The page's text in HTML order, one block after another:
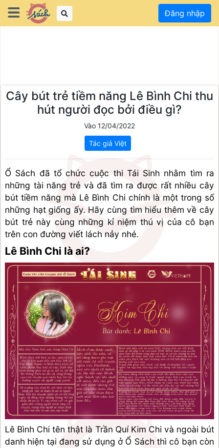
Đăng nhập
Cây bút trẻ tiềm năng Lê Bình Chi thu
hút người đọc bởi điều gì?
Vào 12/04/2022
Tác giả Việt
Ổ Sách đã tổ chức cuộc thi Tái Sinh nhằm tìm ra
những tài năng trẻ và đã tìm ra được rất nhiều cây
bút tiềm năng mà Lê Bình Chi chính là một trong số
những hạt giống ấy. Hãy cùng tìm hiểu thêm về cây
bút trẻ này cùng những kỉ niệm thú vị của cô bạn
trên con đường viết lách nảy nhé.
Lê Bình Chi là ai?
Lê Bình Chi tên thật là Trần Quí Kim Chi và ngoài bút
danh hiện tại đang sử dụng ở Ổ Sách thì cô bạn còn